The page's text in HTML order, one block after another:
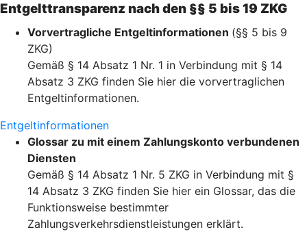
Entgelttransparenz nach den §§ 5 bis 19 ZKG
Vorvertragliche Entgeltinformationen (§§ 5 bis 9
ZKG)
Gemäß § 14 Absatz 1 Nr. 1 in Verbindung mit § 14
Absatz 3 ZKG finden Sie hier die vorvertraglichen
Entgeltinformationen.
Entgeltinformationen
Glossar zu mit einem Zahlungskonto verbundenen
Diensten
Gemäß § 14 Absatz 1 Nr. 5 ZKG in Verbindung mit §
14 Absatz 3 ZKG finden Sie hier ein Glossar, das die
Funktionsweise bestimmter
Zahlungsverkehrsdienstleistungen erklärt.